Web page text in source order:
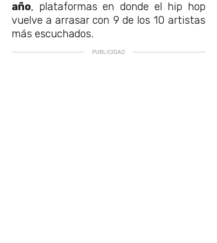
año, plataformas en donde el hip hop
vuelve a arrasar con 9 de los 10 artistas
más escuchados.